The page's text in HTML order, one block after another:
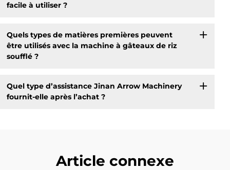
facile à utiliser ?
Quels types de matières premières peuvent
être utilisés avec la machine à gâteaux de riz
soufflé ?
Quel type d’assistance Jinan Arrow Machinery
fournit-elle après l’achat ?
Article connexe